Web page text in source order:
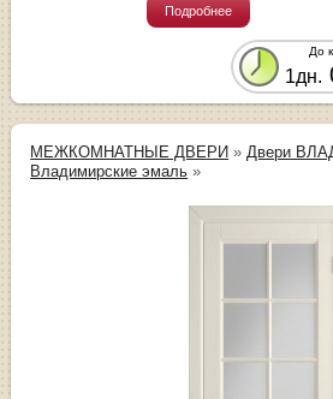
Подробнее
До
1дн.
МЕЖКОМНАТНЫЕ ДВЕРИ » Двери
Владимирские эмаль »